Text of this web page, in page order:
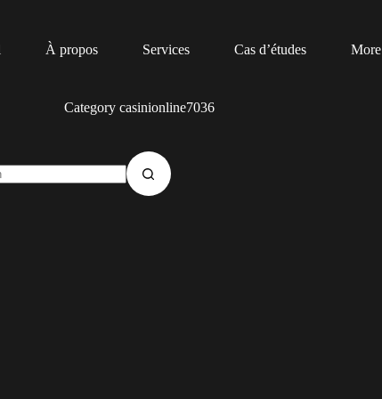
À propos Services Cas d’études More
Category casinionline7036